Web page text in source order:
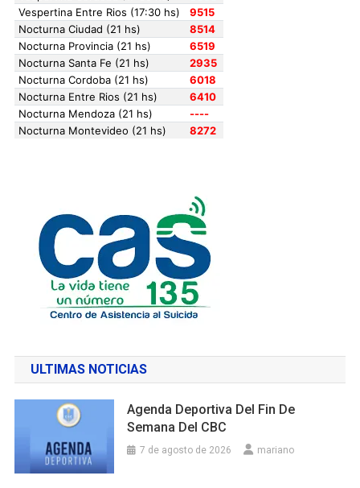
ULTIMAS NOTICIAS
Agenda Deportiva Del Fin De
Semana Del CBC
7 de agosto de 2026 mariano